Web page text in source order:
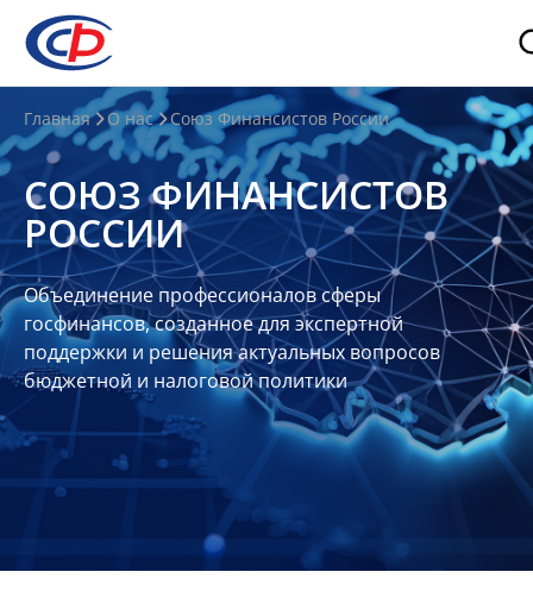
О
нас
О
СФР
Совет
Союза
Участники
Планы
отчеты
Контакты
Главная О нас Союз Финансистов России
СОЮЗ ФИНАНСИСТОВ
РОССИИ
Объединение профессионалов сферы
госфинансов, созданное для экспертной
поддержки и решения актуальных вопросов
бюджетной и налоговой политики